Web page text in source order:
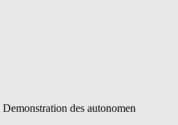
des autonomen